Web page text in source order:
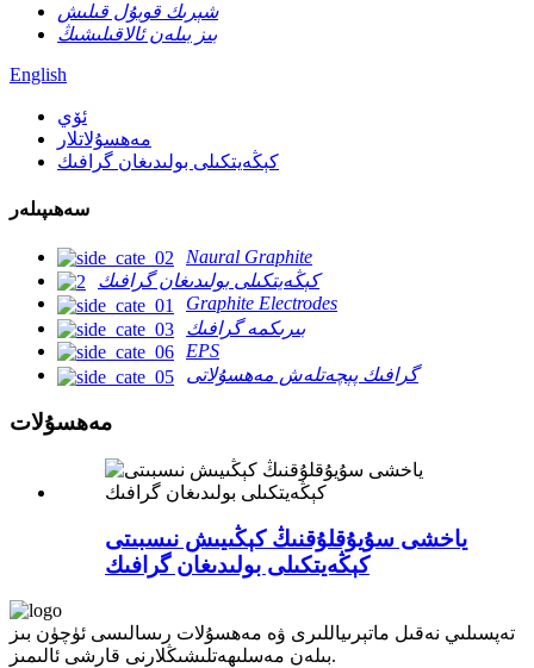
شېرىك قوبۇل قىلىش
بىز بىلەن ئالاقىلىشىڭ
English
ئۆي
مەھسۇلاتلار
كېڭەيتكىلى بولىدىغان گرافىك
سەھىپىلەر
Naural Graphite
كېڭەيتكىلى بولىدىغان گرافىك
Graphite Electrodes
بىرىكمە گرافىك
EPS
گرافىك پېچەتلەش مەھسۇلاتى
مەھسۇلات
ياخشى سۇيۇقلۇقنىڭ كېڭىيىش نىسبىتى
كېڭەيتكىلى بولىدىغان گرافىك
تەپسىلىي نەقىل ماتېرىياللىرى ۋە مەھسۇلات رىسالىسى ئۈچۈن بىز
بىلەن مەسلىھەتلىشىڭلارنى قارشى ئالىمىز.